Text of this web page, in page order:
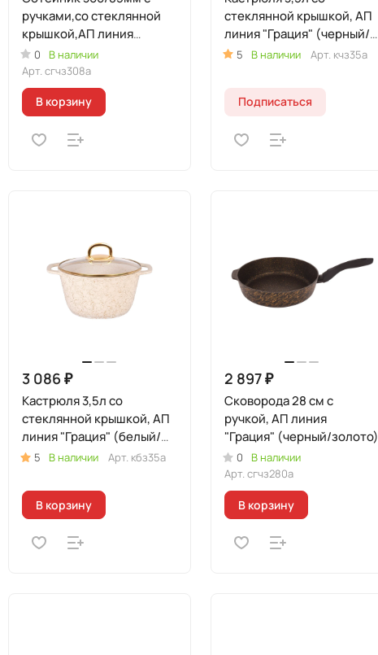
ручками,со стеклянной
крышкой,АП линия
"Грация"(черный/золото)
0
В наличии
Арт. сгчз308а
В корзину
стеклянной крышкой, АП
линия "Грация" (черный/
золото)
5 В наличии Арт. кчз35а
Подписаться
3 086 ₽
Кастрюля 3,5л со
стеклянной крышкой, АП
линия "Грация" (белый/
золото)
5 В наличии Арт. кбз35а
В корзину
2 897 ₽
Сковорода 28 см с
ручкой, АП линия
"Грация" (черный/золото)
0
В наличии
Арт. сгчз280а
В корзину